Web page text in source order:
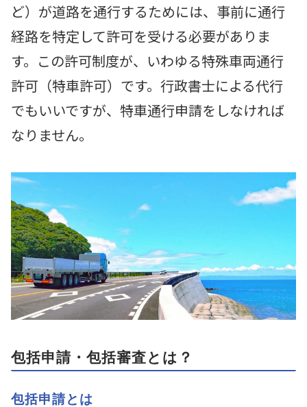
ど）が道路を通行するためには、事前に通行
経路を特定して許可を受ける必要がありま
す。この許可制度が、いわゆる特殊車両通行
許可（特車許可）です。行政書士による代行
でもいいですが、特車通行申請をしなければ
なりません。
包括申請・包括審査とは？
包括申請とは